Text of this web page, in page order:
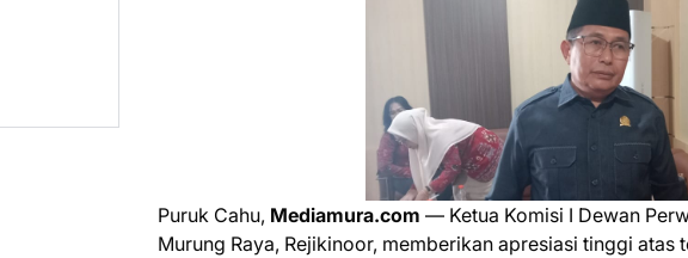
Puruk Cahu, Mediamura.com — Ketua Komisi I Dewan
Murung Raya, Rejikinoor, memberikan apresiasi tinggi